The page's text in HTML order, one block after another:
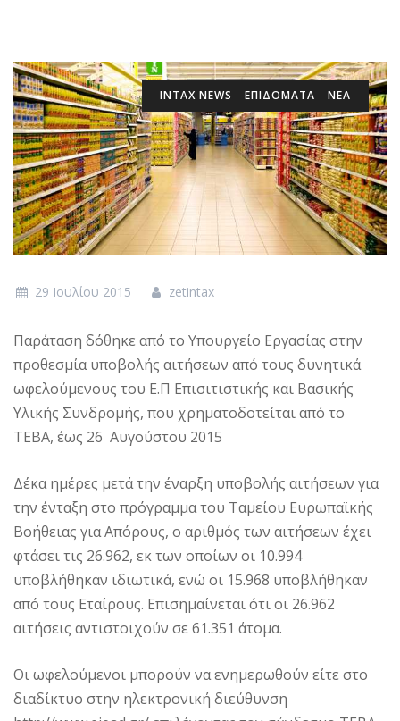
INTAX NEWS ΕΠΙΔΌΜΑΤΑ ΝΕΑ
29 Ιουλίου 2015 zetintax
Παράταση δόθηκε από το Υπουργείο Εργασίας στην
προθεσμία υποβολής αιτήσεων από τους δυνητικά
ωφελούμενους του Ε.Π Επισιτιστικής και Βασικής
Υλικής Συνδρομής, που χρηματοδοτείται από το
ΤΕΒΑ, έως 26 Αυγούστου 2015
Δέκα ημέρες μετά την έναρξη υποβολής αιτήσεων για
την ένταξη στο πρόγραμμα του Ταμείου Ευρωπαϊκής
Βοήθειας για Απόρους, ο αριθμός των αιτήσεων έχει
φτάσει τις 26.962, εκ των οποίων οι 10.994
υποβλήθηκαν ιδιωτικά, ενώ οι 15.968 υποβλήθηκαν
από τους Εταίρους. Επισημαίνεται ότι οι 26.962
αιτήσεις αντιστοιχούν σε 61.351 άτομα.
Οι ωφελούμενοι μπορούν να ενημερωθούν είτε στο
διαδίκτυο στην ηλεκτρονική διεύθυνση